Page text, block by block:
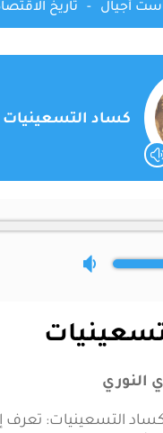
أجيال - تاريخ
كساد التسعينيات
النوري
التسعينيات: تعرف